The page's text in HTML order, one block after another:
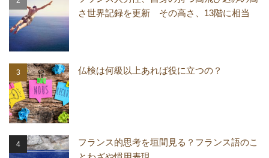
さ世界記録を更新 その高さ、13階に相当
仏検は何級以上あれば役に立つの？
フランス的思考を垣間見る？フランス語のこ